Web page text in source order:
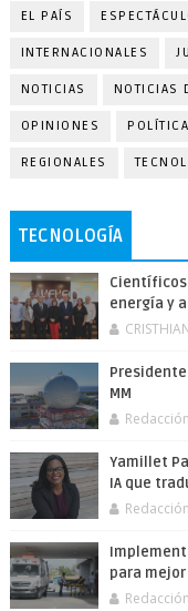
EL PAÍS
INTERNACIONALES
NOTICIAS NOTICIAS
OPINIONES POLÍTICA
REGIONALES
TECNOLOGÍA
energía y
MM
Redacción
Yamillet
IA que
Redacción
para
Redacción